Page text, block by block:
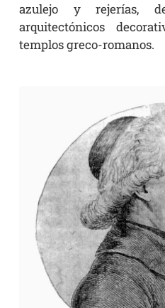
azulejo y rejerías,
arquitectónicos
templos greco-romanos.